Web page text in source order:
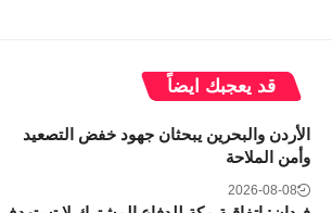
قد يعجبك ايضاً
الأردن والبحرين يبحثان جهود خفض التصعيد
وأمن الملاحة
2026-08-08